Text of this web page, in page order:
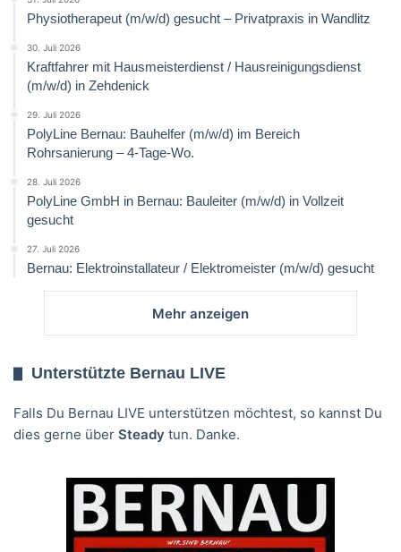
Physiotherapeut (m/w/d) gesucht – Privatpraxis in Wandlitz
30. Juli 2026
Kraftfahrer mit Hausmeisterdienst / Hausreinigungsdienst
(m/w/d) in Zehdenick
29. Juli 2026
PolyLine Bernau: Bauhelfer (m/w/d) im Bereich
Rohrsanierung – 4-Tage-Wo.
28. Juli 2026
PolyLine GmbH in Bernau: Bauleiter (m/w/d) in Vollzeit
gesucht
27. Juli 2026
Bernau: Elektroinstallateur / Elektromeister (m/w/d) gesucht
Mehr anzeigen
Unterstützte Bernau LIVE
Falls Du Bernau LIVE unterstützen möchtest, so kannst Du
dies gerne über Steady tun. Danke.